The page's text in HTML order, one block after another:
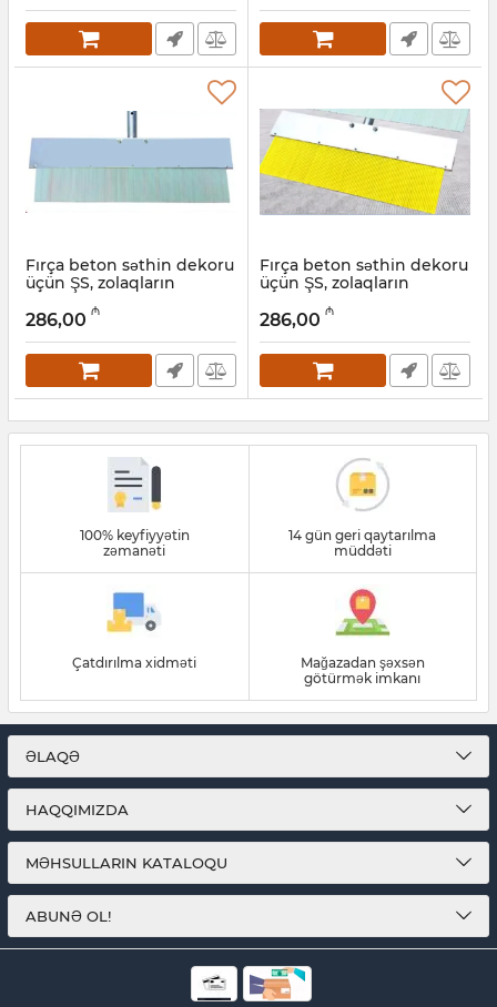
Fırça beton səthin dekoru
üçün ŞS, zolaqların
Artikul: 049001002
286,00 ₼
Fırça beton səthin dekoru
üçün ŞS, zolaqların
Artikul: 049001001
286,00 ₼
100% keyfiyyətin
zəmanəti
14 gün geri qaytarılma
müddəti
Çatdırılma xidməti
Mağazadan şəxsən
götürmək imkanı
ƏLAQƏ
HAQQIMIZDA
MƏHSULLARIN KATALOQU
ABUNƏ OL!